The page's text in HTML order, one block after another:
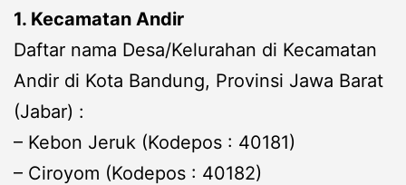
1. Kecamatan Andir
Daftar nama Desa/Kelurahan di Kecamatan
Andir di Kota Bandung, Provinsi Jawa Barat
(Jabar) :
– Kebon Jeruk (Kodepos : 40181)
– Ciroyom (Kodepos : 40182)